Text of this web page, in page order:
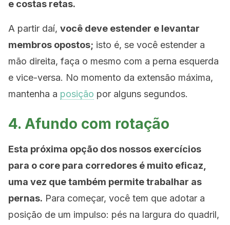
e costas retas.
A partir daí, você deve estender e levantar
membros opostos; isto é, se você estender a
mão direita, faça o mesmo com a perna esquerda
e vice-versa. No momento da extensão máxima,
mantenha a posição por alguns segundos.
4. Afundo com rotação
Esta próxima opção dos nossos exercícios
para o core para corredores é muito eficaz,
uma vez que também permite trabalhar as
pernas. Para começar, você tem que adotar a
posição de um impulso: pés na largura do quadril,